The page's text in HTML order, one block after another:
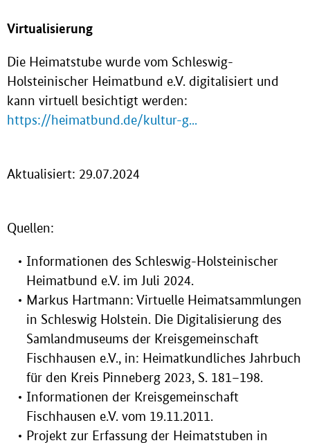
Virtualisierung
Die Heimatstube wurde vom Schleswig-
Holsteinischer Heimatbund e.V. digitalisiert und
kann virtuell besichtigt werden:
https://heimatbund.de/kultur-g...
Aktualisiert: 29.07.2024
Quellen:
Informationen des Schleswig-Holsteinischer
Heimatbund e.V. im Juli 2024.
Markus Hartmann: Virtuelle Heimatsammlungen
in Schleswig Holstein. Die Digitalisierung des
Samlandmuseums der Kreisgemeinschaft
Fischhausen e.V., in: Heimatkundliches Jahrbuch
für den Kreis Pinneberg 2023, S. 181–198.
Informationen der Kreisgemeinschaft
Fischhausen e.V. vom 19.11.2011.
Projekt zur Erfassung der Heimatstuben in